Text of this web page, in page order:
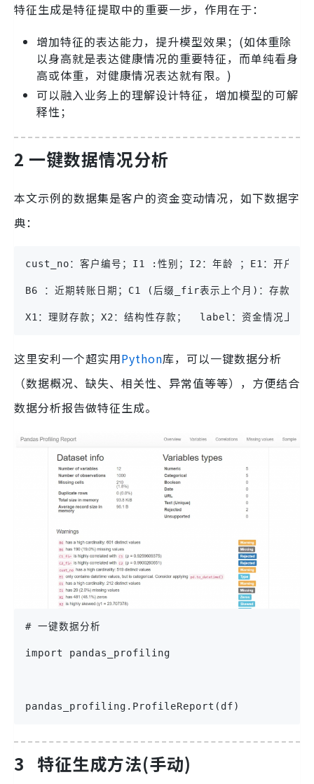
特征生成是特征提取中的重要一步，作用在于：
增加特征的表达能力，提升模型效果；(如体重除
以身高就是表达健康情况的重要特征，而单纯看身
高或体重，对健康情况表达就有限。)
可以融入业务上的理解设计特征，增加模型的可解
释性；
2 一键数据情况分析
本文示例的数据集是客户的资金变动情况，如下数据字
典：
cust_no：客户编号；I1 :性别；I2：年龄 ；E1：开户
B6 ：近期转账日期；C1 (后缀_fir表示上个月)：存款；
X1：理财存款；X2：结构性存款；  label：资金情况上升
这里安利一个超实用Python库，可以一键数据分析
（数据概况、缺失、相关性、异常值等等），方便结合
数据分析报告做特征生成。
# 一键数据分析
import pandas_profiling
pandas_profiling.ProfileReport(df)
3 特征生成方法(手动)